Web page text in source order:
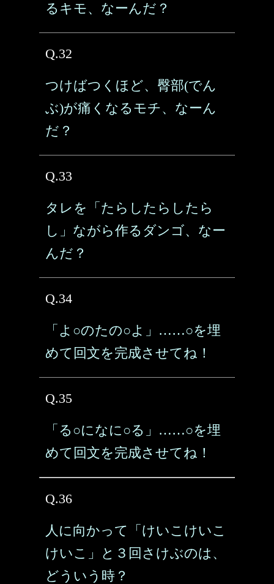
るキモ、なーんだ？
Q.32
つけばつくほど、臀部(でん
ぶ)が痛くなるモチ、なーん
だ？
Q.33
タレを「たらしたらしたら
し」ながら作るダンゴ、なー
んだ？
Q.34
「よ○のたの○よ」……○を埋
めて回文を完成させてね！
Q.35
「る○になに○る」……○を埋
めて回文を完成させてね！
Q.36
人に向かって「けいこけいこ
けいこ」と３回さけぶのは、
どういう時？